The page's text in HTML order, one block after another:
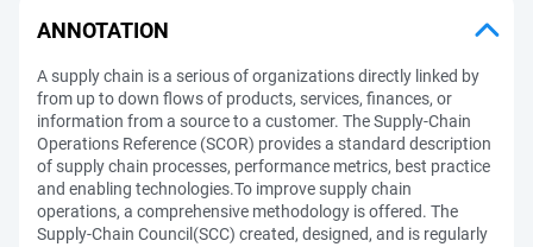
ANNOTATION
A supply chain is a serious of organizations directly linked by
from up to down flows of products, services, finances, or
information from a source to a customer. The Supply-Chain
Operations Reference (SCOR) provides a standard description
of supply chain processes, performance metrics, best practice
and enabling technologies.To improve supply chain
operations, a comprehensive methodology is offered. The
Supply-Chain Council(SCC) created, designed, and is regularly